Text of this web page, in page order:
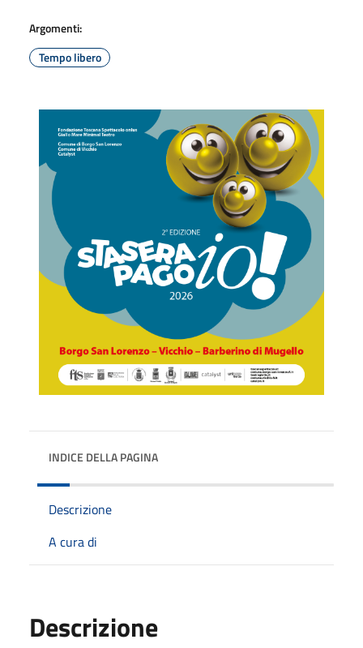
Argomenti:
Tempo libero
INDICE DELLA PAGINA
Descrizione
A cura di
Descrizione